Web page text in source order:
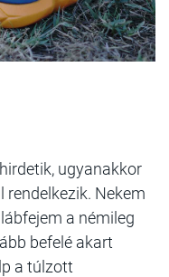
ugyanakkor
Nekem
a némileg
befelé akart
a túlzott